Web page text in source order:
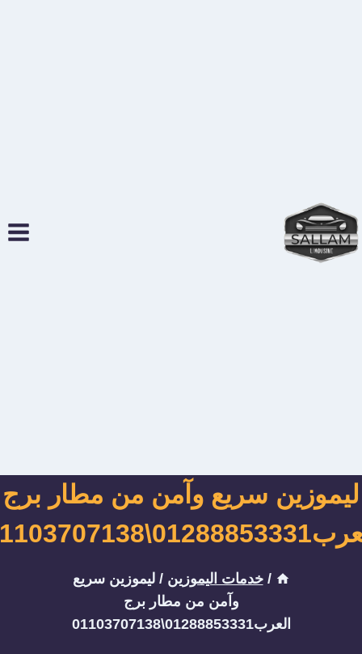
ليموزين سريع وآمن من مطار برج
/ خدمات اليموزين / ليموزين سريع
وآمن من مطار برج
العرب01288853331\01103707138